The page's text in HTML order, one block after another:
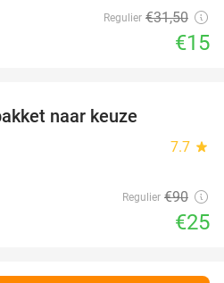
Regulier €31,50
€15
naar keuze
7.7 star
Regulier €90
€25